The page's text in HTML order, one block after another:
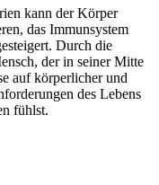
kann der Körper
das Immunsystem
Durch die
der in seiner Mitte
auf körperlicher und
des Lebens
fühlst.